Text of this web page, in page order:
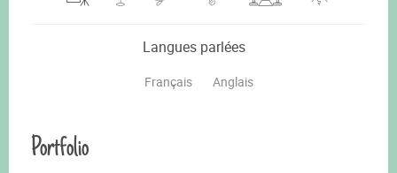
Langues parlées
Français Anglais
Portfolio